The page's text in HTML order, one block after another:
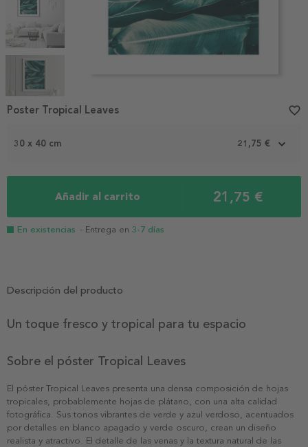
1
30 x 40 cm 21,75 €
Añadir al carrito 21,75 €
En existencias - Entrega en 3-7 días
Poster Tropical Leaves favorite_border
Descripción del producto
Un toque fresco y tropical para tu espacio
Sobre el póster Tropical Leaves
El póster Tropical Leaves presenta una densa composición de hojas
tropicales, probablemente hojas de plátano, con una alta calidad
fotográfica. Sus tonos vibrantes de verde y azul verdoso, acentuados
por detalles en blanco apagado y verde oscuro, crean un diseño
realista y atractivo. El detalle de las venas y la textura natural de las